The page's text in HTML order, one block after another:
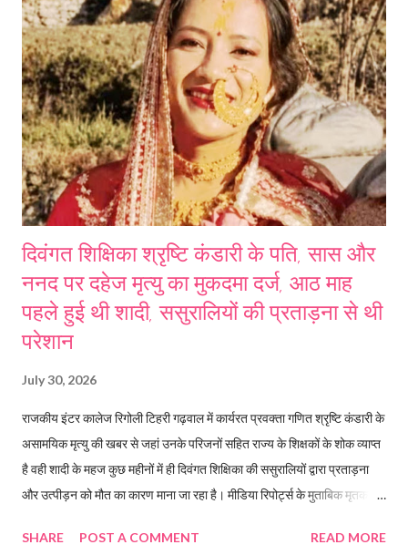
दिवंगत शिक्षिका श्रृष्टि कंडारी के पति, सास और
ननद पर दहेज मृत्यु का मुकदमा दर्ज, आठ माह
पहले हुई थी शादी, ससुरालियों की प्रताड़ना से थी
परेशान
July 30, 2026
राजकीय इंटर कालेज रिगोली टिहरी गढ़वाल में कार्यरत प्रवक्ता गणित श्रृष्टि कंडारी के
असामयिक मृत्यु की खबर से जहां उनके परिजनों सहित राज्य के शिक्षकों के शोक व्याप्त
है वही शादी के महज कुछ महीनों में ही दिवंगत शिक्षिका की ससुरालियों द्वारा प्रताड़ना
और उत्पीड़न को मौत का कारण माना जा रहा है। मीडिया रिपोर्ट्स के मुताबिक मृतका की
पति उत्तराखंड सचिवालय में है तैनात राजकीय इंटर कालेज रिगोली टिहरी गढ़वाल में
SHARE POST A COMMENT READ MORE